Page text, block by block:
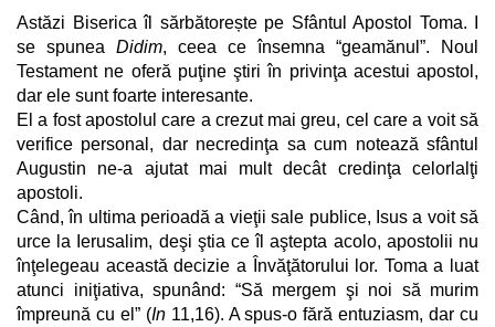
Astăzi Biserica îl sărbătorește pe Sfântul Apostol Toma. I
se spunea Didim, ceea ce însemna “geamănul”. Noul
Testament ne oferă puţine ştiri în privinţa acestui apostol,
dar ele sunt foarte interesante.
El a fost apostolul care a crezut mai greu, cel care a voit să
verifice personal, dar necredinţa sa cum notează sfântul
Augustin ne-a ajutat mai mult decât credinţa celorlalţi
apostoli.
Când, în ultima perioadă a vieţii sale publice, Isus a voit să
urce la Ierusalim, deşi ştia ce îl aştepta acolo, apostolii nu
înţelegeau această decizie a Învăţătorului lor. Toma a luat
atunci iniţiativa, spunând: “Să mergem şi noi să murim
împreună cu el” (In11,16). A spus-o fără entuziasm, dar cu